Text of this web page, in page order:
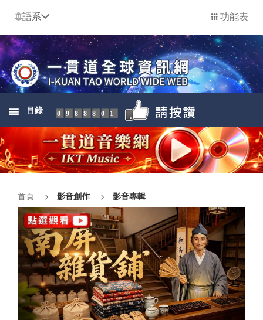
語系 功能表
目錄 0988801
首頁 影音創作 影音專輯